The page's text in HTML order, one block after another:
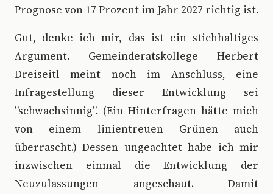
Prognose von 17 Prozent im Jahr 2027 richtig ist.
Gut, denke ich mir, das ist ein stichhaltiges
Argument. Gemeinderatskollege Herbert
Dreiseitl meint noch im Anschluss, eine
Infragestellung dieser Entwicklung sei
”schwachsinnig”. (Ein Hinterfragen hätte mich
von einem linientreuen Grünen auch
überrascht.) Dessen ungeachtet habe ich mir
inzwischen einmal die Entwicklung der
Neuzulassungen angeschaut. Damit